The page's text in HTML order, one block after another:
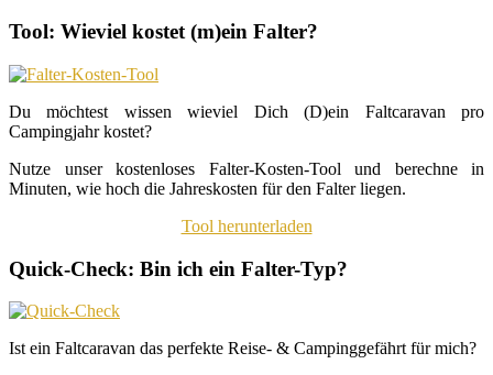
Tool: Wieviel kostet (m)ein Falter?
Du möchtest wissen wieviel Dich (D)ein Faltcaravan pro
Campingjahr kostet?
Nutze unser kostenloses Falter-Kosten-Tool und berechne in
Minuten, wie hoch die Jahreskosten für den Falter liegen.
Tool herunterladen
Quick-Check: Bin ich ein Falter-Typ?
Ist ein Faltcaravan das perfekte Reise- & Campinggefährt für mich?